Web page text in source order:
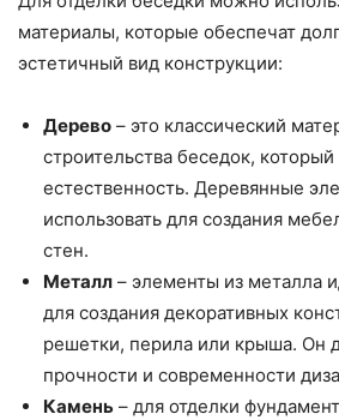
материалы, которые обеспечат
эстетичный вид конструкции:
Дерево – это классический
строительства беседок,
естественность. Деревянные
использовать для создания
стен.
Металл – элементы из металла
для создания декоративных
решетки, перила или крыша. Он
прочности и современности
Камень – для отделки